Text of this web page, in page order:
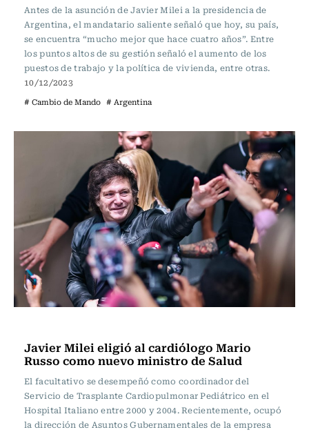
Antes de la asunción de Javier Milei a la presidencia de
Argentina, el mandatario saliente señaló que hoy, su país,
se encuentra “mucho mejor que hace cuatro años”. Entre
los puntos altos de su gestión señaló el aumento de los
puestos de trabajo y la política de vivienda, entre otras.
10/12/2023
# Cambio de Mando # Argentina
Javier Milei eligió al cardiólogo Mario
Russo como nuevo ministro de Salud
El facultativo se desempeñó como coordinador del
Servicio de Trasplante Cardiopulmonar Pediátrico en el
Hospital Italiano entre 2000 y 2004. Recientemente, ocupó
la dirección de Asuntos Gubernamentales de la empresa